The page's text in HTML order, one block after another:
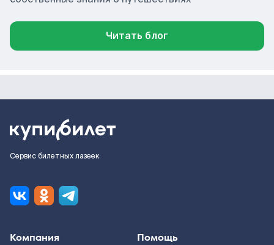
Читать блог
Сервис билетных лазеек
Компания Помощь